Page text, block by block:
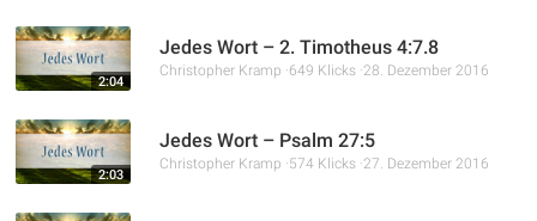
2:04
Jedes Wort – 2. Timotheus 4:7.8
Christopher Kramp 649 Klicks 28. Dezember 2016
2:03
Jedes Wort – Psalm 27:5
Christopher Kramp 574 Klicks 27. Dezember 2016